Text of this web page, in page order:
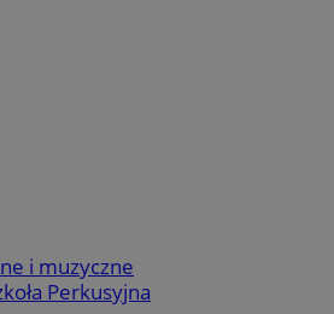
i muzyczne
Perkusyjna